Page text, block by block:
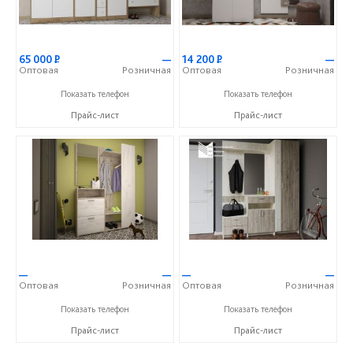
65 000Р
Оптовая
—
Розничная
+7 (351) 939-03-53
Показать телефон
Прайс-лист
14 200Р
Оптовая
—
Розничная
+7 (351) 939-03-53
Показать телефон
Прайс-лист
—
Оптовая
—
Розничная
+7 (351) 939-03-53
Показать телефон
Прайс-лист
—
Оптовая
—
Розничная
+7 (351) 939-03-53
Показать телефон
Прайс-лист